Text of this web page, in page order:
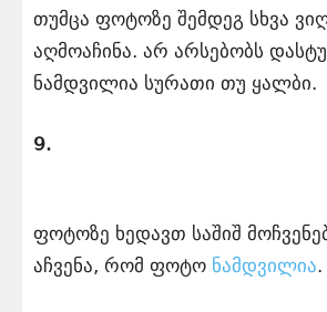
თუმცა ფოტოზე შემდეგ სხვა
აღმოაჩინა. არ არსებობს
ნამდვილია სურათი თუ ყალბი.
9.
ფოტოზე ხედავთ საშიშ
აჩვენა, რომ ფოტო ნამდვილია.